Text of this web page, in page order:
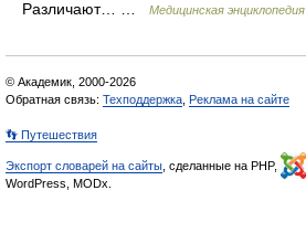
Различают… …
Медицинская энциклопедия
© Академик, 2000-2026
Обратная связь: Техподдержка Реклама на сайте
👣 Путешествия
Экспорт словарей на сайты , сделанные на PHP,
WordPress, MODx.